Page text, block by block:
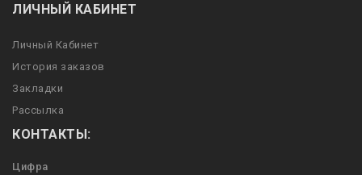
ЛИЧНЫЙ КАБИНЕТ
Личный Кабинет
История заказов
Закладки
Рассылка
КОНТАКТЫ:
Цифра